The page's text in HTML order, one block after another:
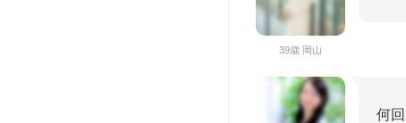
39歳 岡山
何